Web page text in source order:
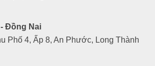
Đồng Nai
Phố 4, Ấp 8, An Phước, Long Thành